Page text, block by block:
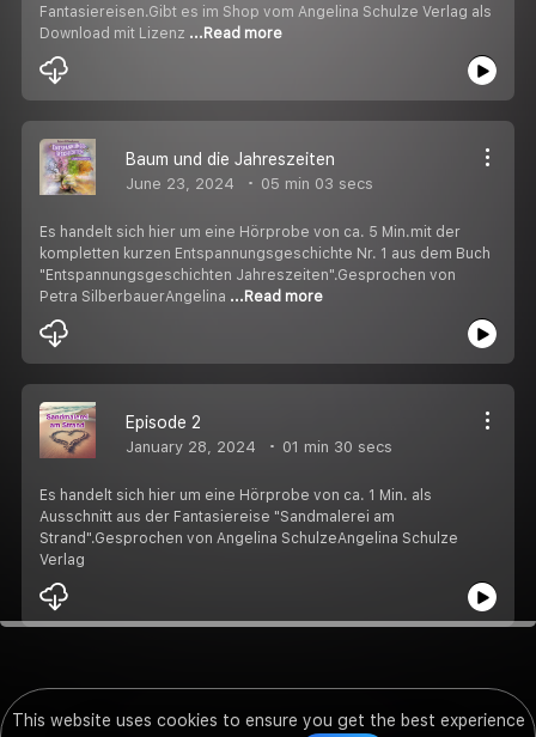
This website uses cookies to ensure you get the best experience
Fantasiereisen.Gibt es im Shop vom Angelina Schulze Verlag als
Download mit Lizenz ...Read more
Baum und die Jahreszeiten
June 23, 2024 05 min 03 secs
Es handelt sich hier um eine Hörprobe von ca. 5 Min.mit der
kompletten kurzen Entspannungsgeschichte Nr. 1 aus dem Buch
"Entspannungsgeschichten Jahreszeiten".Gesprochen von
Petra SilberbauerAngelina ...Read more
Episode 2
January 28, 2024 01 min 30 secs
Es handelt sich hier um eine Hörprobe von ca. 1 Min. als
Ausschnitt aus der Fantasiereise "Sandmalerei am
Strand".Gesprochen von Angelina SchulzeAngelina Schulze
Verlag